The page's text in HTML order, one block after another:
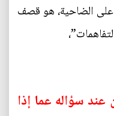
الضاحية، هو قصف
سؤاله عما إذا